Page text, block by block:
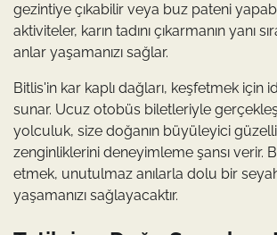
gezintiye çıkabilir veya buz pateni
aktiviteler, karın tadını çıkarmanın yanı
anlar yaşamanızı sağlar.
Bitlis'in kar kaplı dağları, keşfetmek için
sunar. Ucuz otobüs biletleriyle
yolculuk, size doğanın büyüleyici
zenginliklerini deneyimleme şansı verir.
etmek, unutulmaz anılarla dolu bir
yaşamanızı sağlayacaktır.